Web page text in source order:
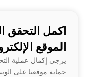
اكمل التحقق
الموقع
يرجى إكمال عملية
حماية موقعنا على